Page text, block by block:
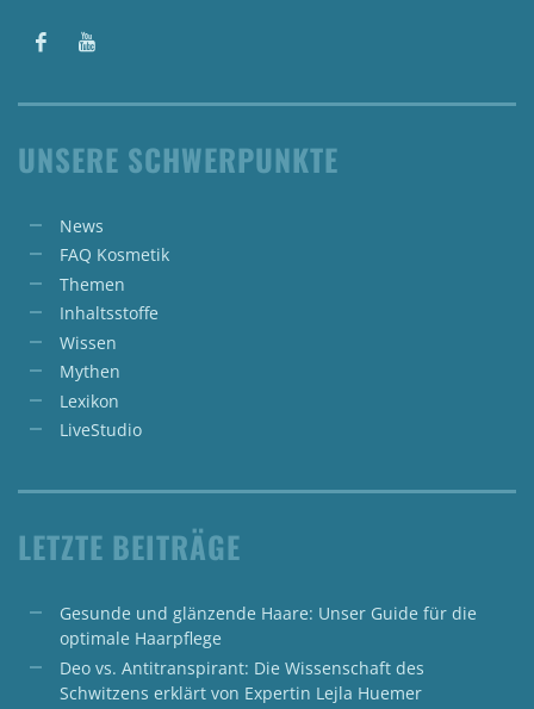
UNSERE SCHWERPUNKTE
News
FAQ Kosmetik
Themen
Inhaltsstoffe
Wissen
Mythen
Lexikon
LiveStudio
LETZTE BEITRÄGE
Gesunde und glänzende Haare: Unser Guide für die
optimale Haarpflege
Deo vs. Antitranspirant: Die Wissenschaft des
Schwitzens erklärt von Expertin Lejla Huemer